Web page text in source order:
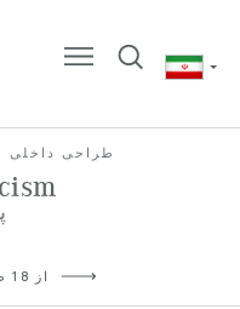
طراحی داخلی
5 از 18 طراحی داخلی